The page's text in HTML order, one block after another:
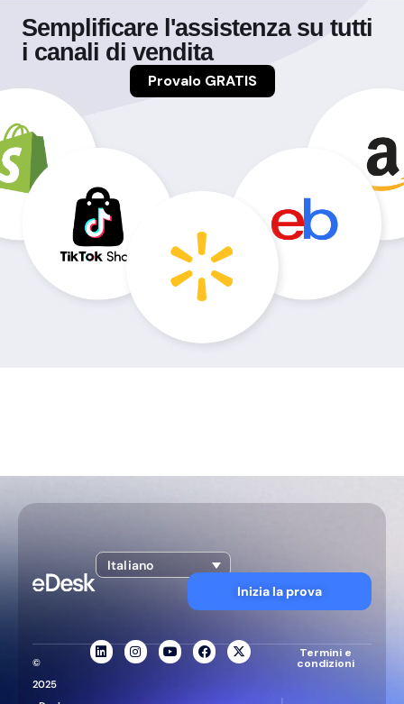
Semplificare l'assistenza su tutti
i canali di vendita
Provalo GRATIS
Italiano
Inizia la prova
©
2025
Termini e
condizioni